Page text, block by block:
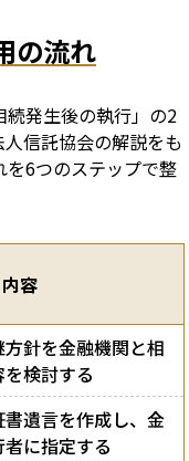
の流れ
発生後の執行」の2
信託協会の解説をも
を6つのステップで整
内容
針を金融機関と相
検討する
遺言を作成し、金
に指定する